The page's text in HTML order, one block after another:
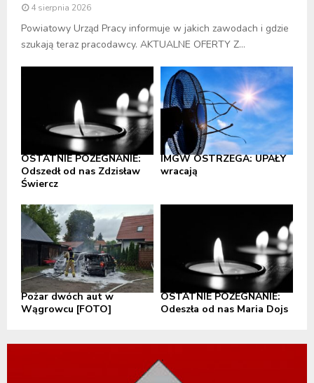
4 sierpnia 2026
Powiatowy Urząd Pracy informuje w jakich zawodach i gdzie
szukają teraz pracodawcy. AKTUALNE OFERTY Z...
OSTATNIE POŻEGNANIE:
Odszedł od nas Zdzisław
Świercz
IMGW OSTRZEGA: UPAŁY
wracają
Pożar dwóch aut w
Wągrowcu [FOTO]
OSTATNIE POŻEGNANIE:
Odeszła od nas Maria Dojs